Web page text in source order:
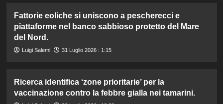
Fattorie eoliche si uniscono a pescherecci e
piattaforme nel banco sabbioso protetto del Mare
del Nord.
Luigi Salemi 31 Luglio 2026 : 1:15
Ricerca identifica ‘zone prioritarie’ per la
vaccinazione contro la febbre gialla nei tamarini.